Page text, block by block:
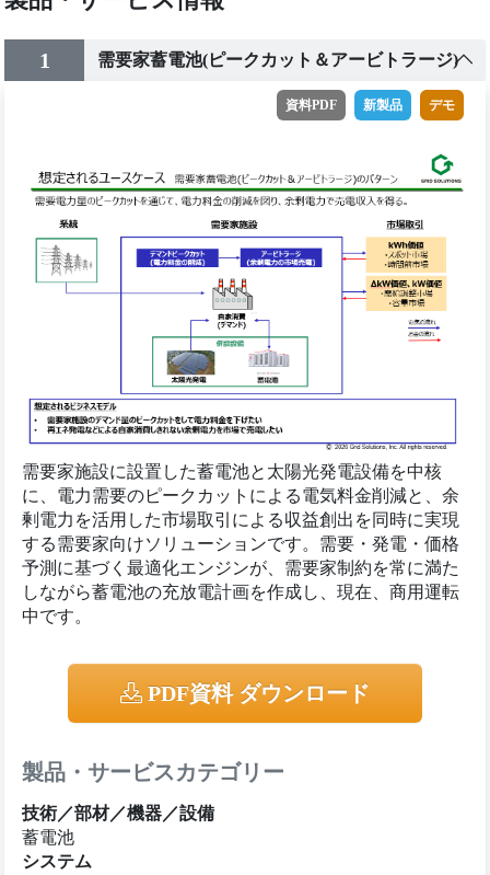
1 需要家蓄電池(ピークカット＆アービトラージ)
資料PDF 新製品 デモ
需要家施設に設置した蓄電池と太陽光発電設備を中核
に、電力需要のピークカットによる電気料金削減と、余
剰電力を活用した市場取引による収益創出を同時に実現
する需要家向けソリューションです。需要・発電・価格
予測に基づく最適化エンジンが、需要家制約を常に満た
しながら蓄電池の充放電計画を作成し、現在、商用運転
中です。
PDF資料 ダウンロード
製品・サービスカテゴリー
技術／部材／機器／設備
蓄電池
システム